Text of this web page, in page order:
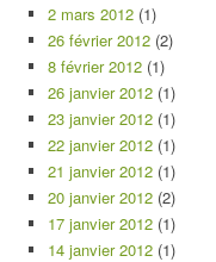
2 mars 2012 (1)
26 février 2012 (2)
8 février 2012 (1)
26 janvier 2012 (1)
23 janvier 2012 (1)
22 janvier 2012 (1)
21 janvier 2012 (1)
20 janvier 2012 (2)
17 janvier 2012 (1)
14 janvier 2012 (1)